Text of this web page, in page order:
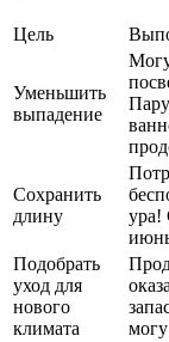
Цель
Уменьшить
выпадение
Сохранить
длину
ура!
Подобрать
уход для
нового
климата